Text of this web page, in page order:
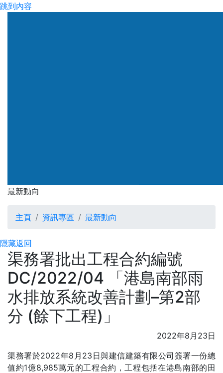
跳到內容
最新動向
最新動向
主頁 資訊專區 最新動向
隱藏返回
渠務署批出工程合約編號
DC/2022/04 「港島南部雨
水排放系統改善計劃–第2部
分 (餘下工程)」
2022年8月23日
渠務署於2022年8月23日與建信建築有限公司簽署一份總
值約1億8,985萬元的工程合約，工程包括在港島南部的田